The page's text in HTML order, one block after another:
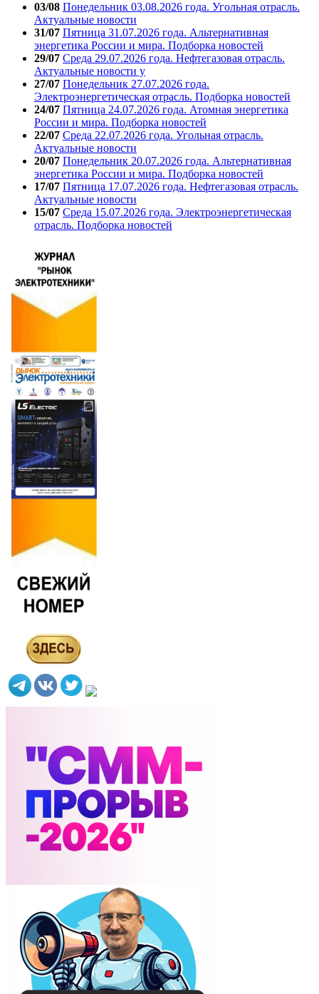
03/08 Понедельник 03.08.2026 года. Угольная отрасль.
Актуальные новости
31/07 Пятница 31.07.2026 года. Альтернативная
энергетика России и мира. Подборка новостей
29/07 Среда 29.07.2026 года. Нефтегазовая отрасль.
Актуальные новости у
27/07 Понедельник 27.07.2026 года.
Электроэнергетическая отрасль. Подборка новостей
24/07 Пятница 24.07.2026 года. Атомная энергетика
России и мира. Подборка новостей
22/07 Среда 22.07.2026 года. Угольная отрасль.
Актуальные новости
20/07 Понедельник 20.07.2026 года. Альтернативная
энергетика России и мира. Подборка новостей
17/07 Пятница 17.07.2026 года. Нефтегазовая отрасль.
Актуальные новости
15/07 Среда 15.07.2026 года. Электроэнергетическая
отрасль. Подборка новостей